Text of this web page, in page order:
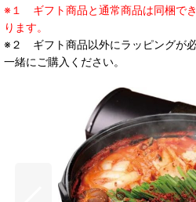
※１ ギフト商品と通常商品は同梱で
ります。
※２ ギフト商品以外にラッピングが
一緒にご購入ください。